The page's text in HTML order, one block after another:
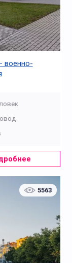
военно-
5563